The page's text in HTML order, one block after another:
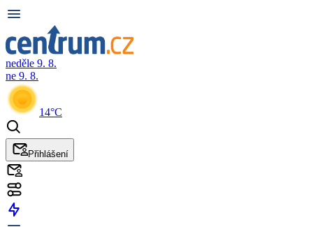
neděle 9. 8.
ne 9. 8.
14°C
Přihlášení